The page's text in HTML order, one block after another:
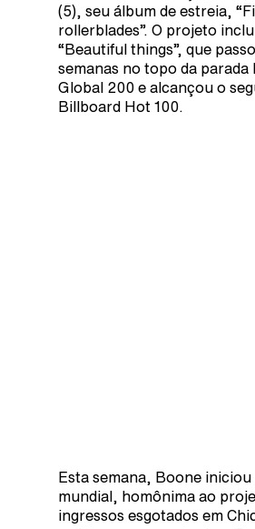
(5), seu álbum de estreia,
rollerblades”. O projeto
“Beautiful things”, que
semanas no topo da parada
Global 200 e alcançou o
Billboard Hot 100.
Esta semana, Boone
mundial, homônima ao
ingressos esgotados em